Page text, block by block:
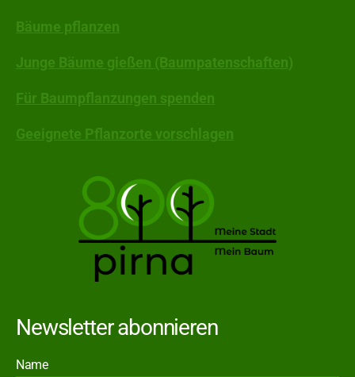
Bäume pflanzen
Junge Bäume gießen (Baumpatenschaften)
Für Baumpflanzungen spenden
Geeignete Pflanzorte vorschlagen
Newsletter abonnieren
Name